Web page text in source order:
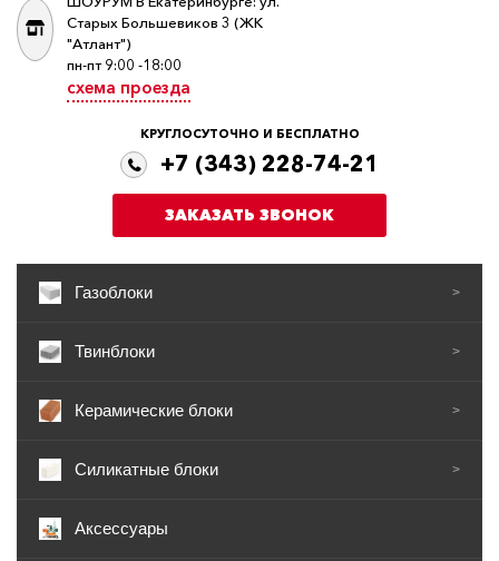
Старых Большевиков 3 (ЖК
"Атлант")
пн-пт 9:00 -18:00
схема проезда
КРУГЛОСУТОЧНО И БЕСПЛАТНО
+7 (343) 228-74-21
ЗАКАЗАТЬ ЗВОНОК
Газоблоки >
Твинблоки >
Керамические блоки >
Силикатные блоки >
Аксессуары